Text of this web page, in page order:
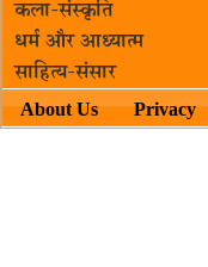
कला-संस्कृति
धर्म और आध्यात्म
साहित्य-संसार
About Us Privacy